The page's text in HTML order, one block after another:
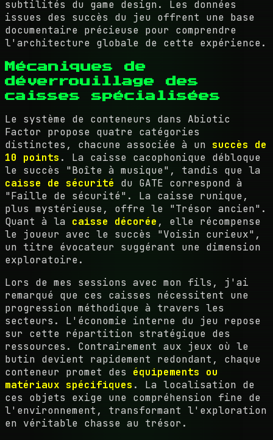
subtilités du game design. Les données
issues des succès du jeu offrent une base
documentaire précieuse pour comprendre
l'architecture globale de cette expérience.
Mécaniques de
déverrouillage des
caisses spécialisées
Le système de conteneurs dans Abiotic
Factor propose quatre catégories
distinctes, chacune associée à un succès de
10 points . La caisse cacophonique débloque
le succès "Boîte à musique", tandis que la
caisse de sécurité du GATE correspond à
"Faille de sécurité". La caisse runique,
plus mystérieuse, offre le "Trésor ancien".
Quant à la caisse décorée , elle récompense
le joueur avec le succès "Voisin curieux",
un titre évocateur suggérant une dimension
exploratoire.
Lors de mes sessions avec mon fils, j'ai
remarqué que ces caisses nécessitent une
progression méthodique à travers les
secteurs. L'économie interne du jeu repose
sur cette répartition stratégique des
ressources. Contrairement aux jeux où le
butin devient rapidement redondant, chaque
conteneur promet des équipements ou
matériaux spécifiques . La localisation de
ces objets exige une compréhension fine de
l'environnement, transformant l'exploration
en véritable chasse au trésor.